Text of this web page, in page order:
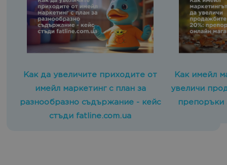
Как да увеличите приходите от
имейл маркетинг с план за
разнообразно съдържание - кейс
стъди fatline.com.ua
Как имейл
увеличи
препоръки